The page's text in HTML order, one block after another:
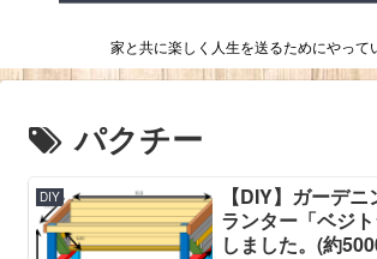
家と共に楽しく人生を送るためにやって
パクチー
DIY
【DIY】ガーデ
ランター「ベジ
しました。(約